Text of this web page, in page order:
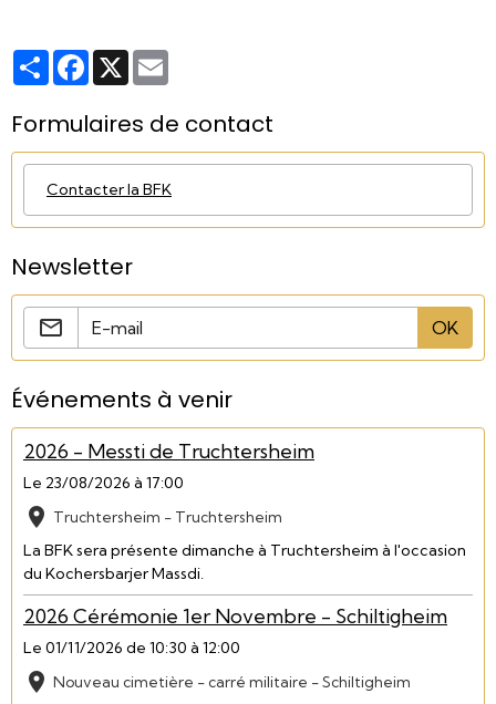
PartagerFacebook
X
Formulaires de contact
Contacter la BFK
Newsletter
OK
Événements à venir
2026 - Messti de Truchtersheim
Le 23/08/2026 à 17:00
Truchtersheim - Truchtersheim
La BFK sera présente dimanche à Truchtersheim à l'occasion
du Kochersbarjer Massdi.
2026 Cérémonie 1er Novembre - Schiltigheim
Le 01/11/2026 de 10:30 à 12:00
Nouveau cimetière - carré militaire - Schiltigheim